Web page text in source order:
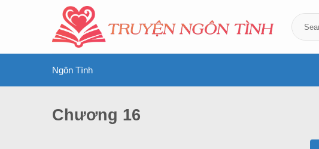
Ngôn Tình
Chương 16